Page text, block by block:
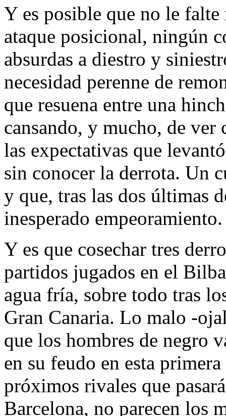
Y es posible que no le
ataque posicional, ningún
absurdas a diestro y
necesidad perenne de
que resuena entre una
cansando, y mucho, de ver
las expectativas que
sin conocer la derrota. Un
y que, tras las dos últimas
inesperado empeoramiento.
Y es que cosechar tres
partidos jugados en el
agua fría, sobre todo tras
Gran Canaria. Lo malo -
que los hombres de negro
en su feudo en esta
próximos rivales que
Barcelona, no parecen los